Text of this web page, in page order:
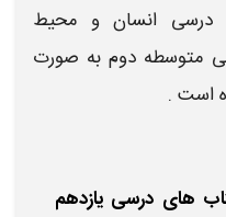
درسی انسان و محیط
متوسطه دوم به صورت
است .
های درسی یازدهم